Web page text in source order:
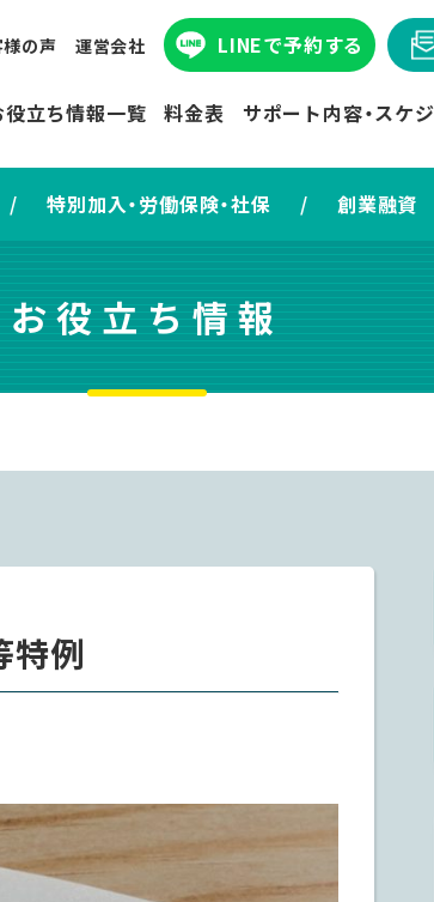
様の声 運営会社 LINEで予約する
役立ち情報一覧 料金表 サポート内容・スケ
/ 特別加入・労働保険・社保 / 創業融資
お役立ち情報
特例